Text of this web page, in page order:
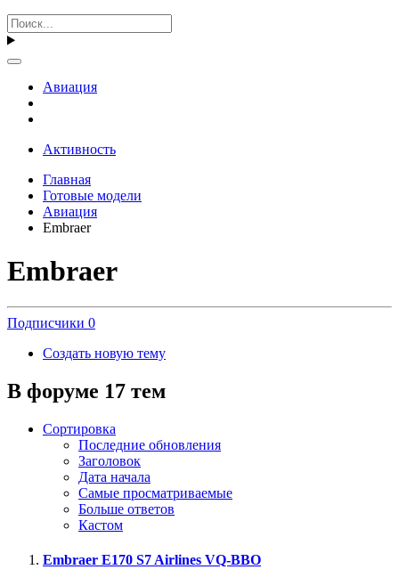
Авиация
Активность
Главная
Готовые модели
Авиация
Embraer
Embraer
Подписчики 0
Создать новую тему
В форуме 17 тем
Сортировка
Последние обновления
Заголовок
Дата начала
Самые просматриваемые
Больше ответов
Кастом
Embraer E170 S7 Airlines VQ-BBO